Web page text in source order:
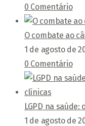
0 Comentário
O combate ao
1 de agosto de
0 Comentário
LGPD na
1 de agosto de